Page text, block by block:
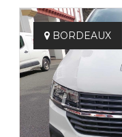
BORDEAUX